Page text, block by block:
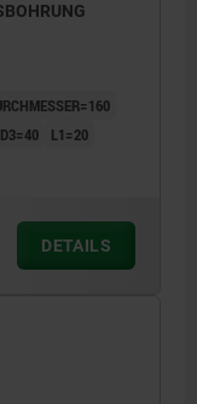
D3=40 L1=20
DETAILS